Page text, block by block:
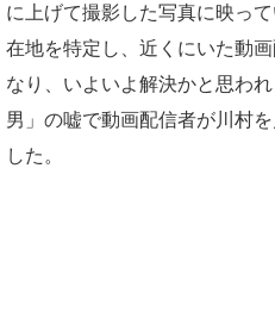
に上げて撮影した写真に映っ
在地を特定し、近くにいた動
なり、いよいよ解決かと思わ
男」の嘘で動画配信者が川村
した。